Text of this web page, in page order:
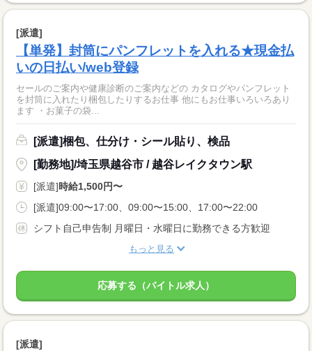
[派遣]
【単発】封筒にパンフレットを入れる★現金払
いの日払い/web登録
セールのご案内や健康診断のご案内などの カタログやパンフレット
を封筒に入れたり梱包したりするお仕事 他にもお仕事いろいろあり
ます ・お菓子の袋...
[派遣]梱包、仕分け・シール貼り、検品
[勤務地]/埼玉県越谷市 / 越谷レイクタウン駅
[派遣]時給1,500円〜
[派遣]09:00〜17:00、09:00〜15:00、17:00〜22:00
シフト自己申告制 月曜日・水曜日に勤務できる方歓迎
もっと見る
応募する（バイトル求人）
[派遣]